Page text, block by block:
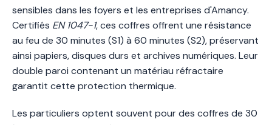
sensibles dans les foyers et les entreprises d'Amancy.
Certifiés EN 1047-1, ces coffres offrent une résistance
au feu de 30 minutes (S1) à 60 minutes (S2), préservant
ainsi papiers, disques durs et archives numériques. Leur
double paroi contenant un matériau réfractaire
garantit cette protection thermique.
Les particuliers optent souvent pour des coffres de 30